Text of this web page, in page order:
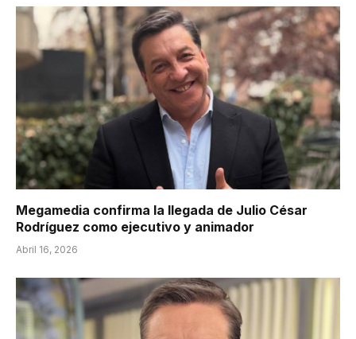
Megamedia confirma la llegada de Julio César
Rodríguez como ejecutivo y animador
Abril 16, 2026